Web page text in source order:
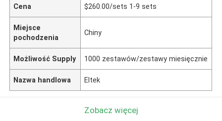
Cena $260.00/sets 1-9 sets
Miejsce
pochodzenia
Chiny
Możliwość Supply 1000 zestawów/zestawy miesięcznie
Nazwa handlowa Eltek
Zobacz więcej